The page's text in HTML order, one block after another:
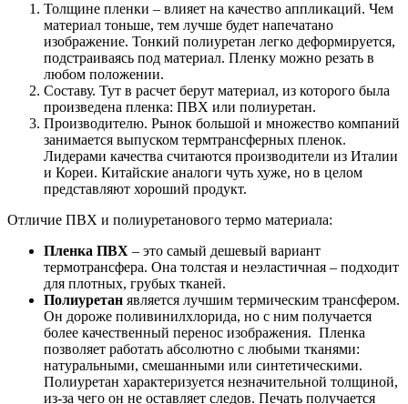
Толщине пленки – влияет на качество аппликаций. Чем
материал тоньше, тем лучше будет напечатано
изображение. Тонкий полиуретан легко деформируется,
подстраиваясь под материал. Пленку можно резать в
любом положении.
Составу. Тут в расчет берут материал, из которого была
произведена пленка: ПВХ или полиуретан.
Производителю. Рынок большой и множество компаний
занимается выпуском термтрансферных пленок.
Лидерами качества считаются производители из Италии
и Кореи. Китайские аналоги чуть хуже, но в целом
представляют хороший продукт.
Отличие ПВХ и полиуретанового термо материала:
Пленка ПВХ – это самый дешевый вариант
термотрансфера. Она толстая и неэластичная – подходит
для плотных, грубых тканей.
Полиуретан является лучшим термическим трансфером.
Он дороже поливинилхлорида, но с ним получается
более качественный перенос изображения. Пленка
позволяет работать абсолютно с любыми тканями:
натуральными, смешанными или синтетическими.
Полиуретан характеризуется незначительной толщиной,
из-за чего он не оставляет следов. Печать получается